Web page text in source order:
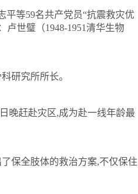
平等59名共产党员“抗震救灾优
卢世璧（1948-1951 清华生物
研究所所长。
日晚赶赴灾区,成为赴一线年龄最
保全肢体的救治方案,不仅保住